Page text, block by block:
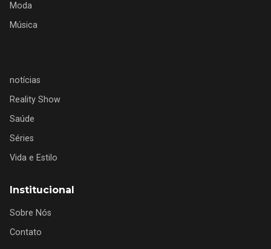
Moda
Música
notícias
Reality Show
Saúde
Séries
Vida e Estilo
Institucional
Sobre Nós
Contato